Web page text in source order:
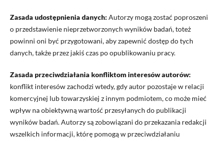
Zasada udostępnienia danych: Autorzy mogą zostać poproszeni
o przedstawienie nieprzetworzonych wyników badań, toteż
powinni oni być przygotowani, aby zapewnić dostęp do tych
danych, także przez jakiś czas po opublikowaniu pracy.
Zasada przeciwdziałania konfliktom interesów autorów:
konflikt interesów zachodzi wtedy, gdy autor pozostaje w relacji
komercyjnej lub towarzyskiej z innym podmiotem, co może mieć
wpływ na obiektywną wartość przesyłanych do publikacji
wyników badań. Autorzy są zobowiązani do przekazania redakcji
wszelkich informacji, którę pomogą w przeciwdziałaniu